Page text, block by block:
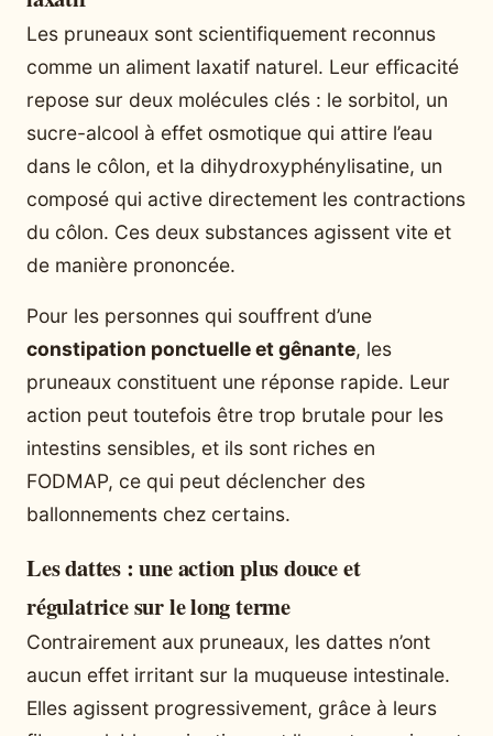
Les pruneaux sont scientifiquement reconnus
comme un aliment laxatif naturel. Leur efficacité
repose sur deux molécules clés : le sorbitol, un
sucre-alcool à effet osmotique qui attire l’eau
dans le côlon, et la dihydroxyphénylisatine, un
composé qui active directement les contractions
du côlon. Ces deux substances agissent vite et
de manière prononcée.
Pour les personnes qui souffrent d’une
constipation ponctuelle et gênante, les
pruneaux constituent une réponse rapide. Leur
action peut toutefois être trop brutale pour les
intestins sensibles, et ils sont riches en
FODMAP, ce qui peut déclencher des
ballonnements chez certains.
Les dattes : une action plus douce et
régulatrice sur le long terme
Contrairement aux pruneaux, les dattes n’ont
aucun effet irritant sur la muqueuse intestinale.
Elles agissent progressivement, grâce à leurs